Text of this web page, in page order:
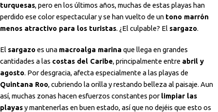
turquesas, pero en los últimos años, muchas de estas playas han
perdido ese color espectacular y se han vuelto de un tono marrón
menos atractivo para los turistas. ¿El culpable? El sargazo.
El sargazoes una macroalga marina que llega en grandes
cantidades a las costas del Caribe, principalmente entre abril y
agosto. Por desgracia, afecta especialmente a las playas de
Quintana Roo, cubriendo la orilla y restando belleza al paisaje. Aun
así, muchas zonas hacen esfuerzos constantes por limpiar las
playasy mantenerlas en buen estado, así que no dejéis que esto os